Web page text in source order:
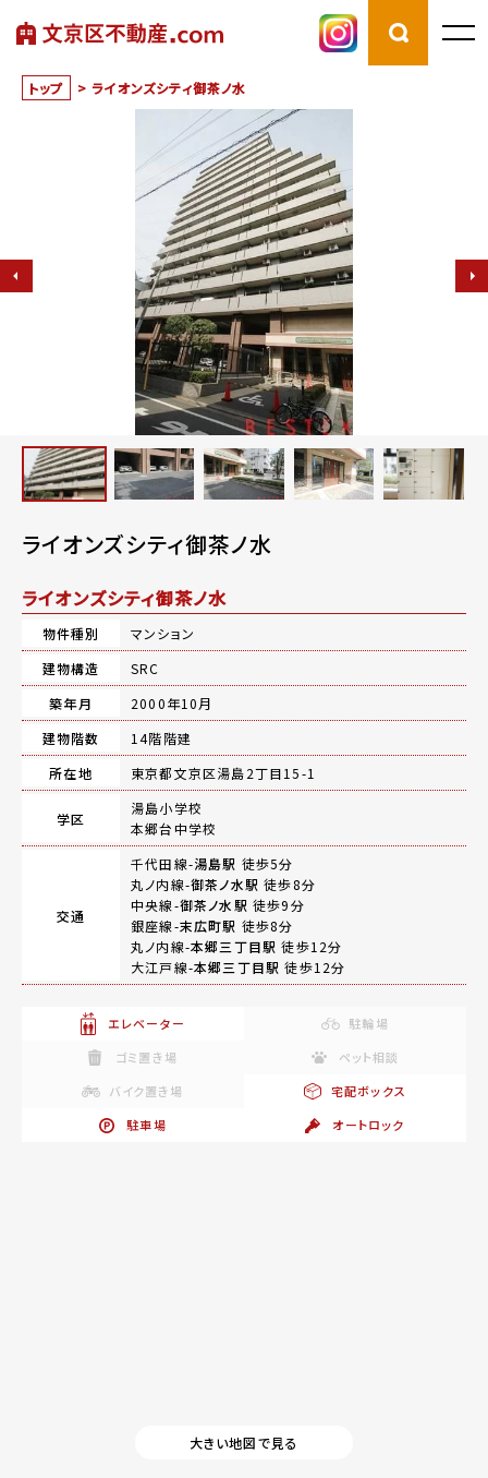
トップ > ライオンズシティ御茶ノ水
ライオンズシティ御茶ノ水
ライオンズシティ御茶ノ水
物件種別
マンション
建物構造
SRC
築年月
2000年10月
建物階数
14階階建
所在地
東京都文京区湯島2丁目15-1
学区
湯島小学校
本郷台中学校
交通
千代田線-湯島駅 徒歩5分
丸ノ内線-御茶ノ水駅 徒歩8分
中央線-御茶ノ水駅 徒歩9分
銀座線-末広町駅 徒歩8分
丸ノ内線-本郷三丁目駅 徒歩12分
大江戸線-本郷三丁目駅 徒歩12分
エレベーター
駐輪場
ゴミ置き場
ペット相談
バイク置き場
宅配ボックス
駐車場
オートロック
大きい地図で見る